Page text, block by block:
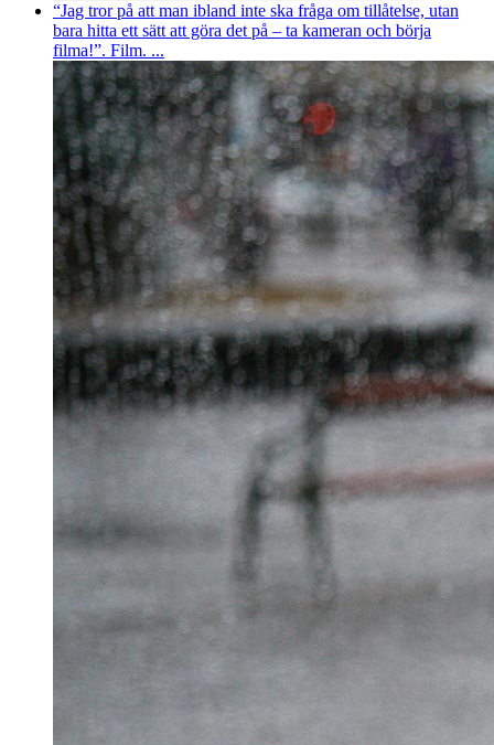
“Jag tror på att man ibland inte ska fråga om tillåtelse, utan
bara hitta ett sätt att göra det på – ta kameran och börja
filma!”. Film. ...